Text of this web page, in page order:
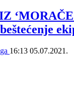
16:13 05.07.2021.